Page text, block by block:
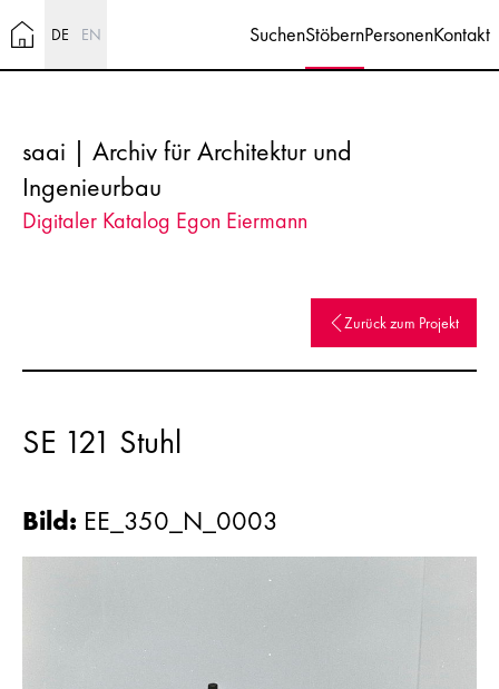
DE EN SuchenStöbernPersonenKontakt
saai | Archiv für Architektur und
Ingenieurbau
Digitaler Katalog Egon Eiermann
Zurück zum Projekt
SE 121 Stuhl
Bild: EE_350_N_0003